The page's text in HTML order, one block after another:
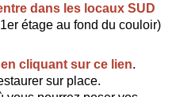
dans les locaux SUD
étage au fond du couloir)
cliquant sur ce lien.
sur place.